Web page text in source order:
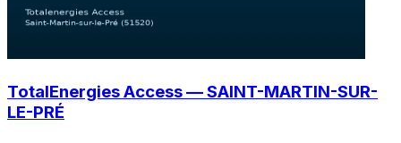
TotalEnergies Access — SAINT-MARTIN-SUR-
LE-PRÉ